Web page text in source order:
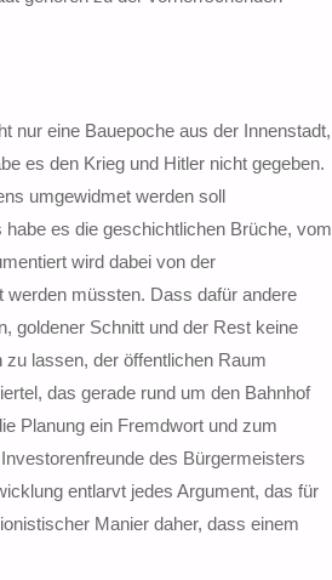
nur eine Bauepoche aus der Innenstadt,
es den Krieg und Hitler nicht gegeben.
umgewidmet werden soll
es die geschichtlichen Brüche, vom
wird dabei von der
werden müssten. Dass dafür andere
goldener Schnitt und der Rest keine
lassen, der öffentlichen Raum
das gerade rund um den Bahnhof
Planung ein Fremdwort und zum
des Bürgermeisters
entlarvt jedes Argument, das für
Manier daher, dass einem